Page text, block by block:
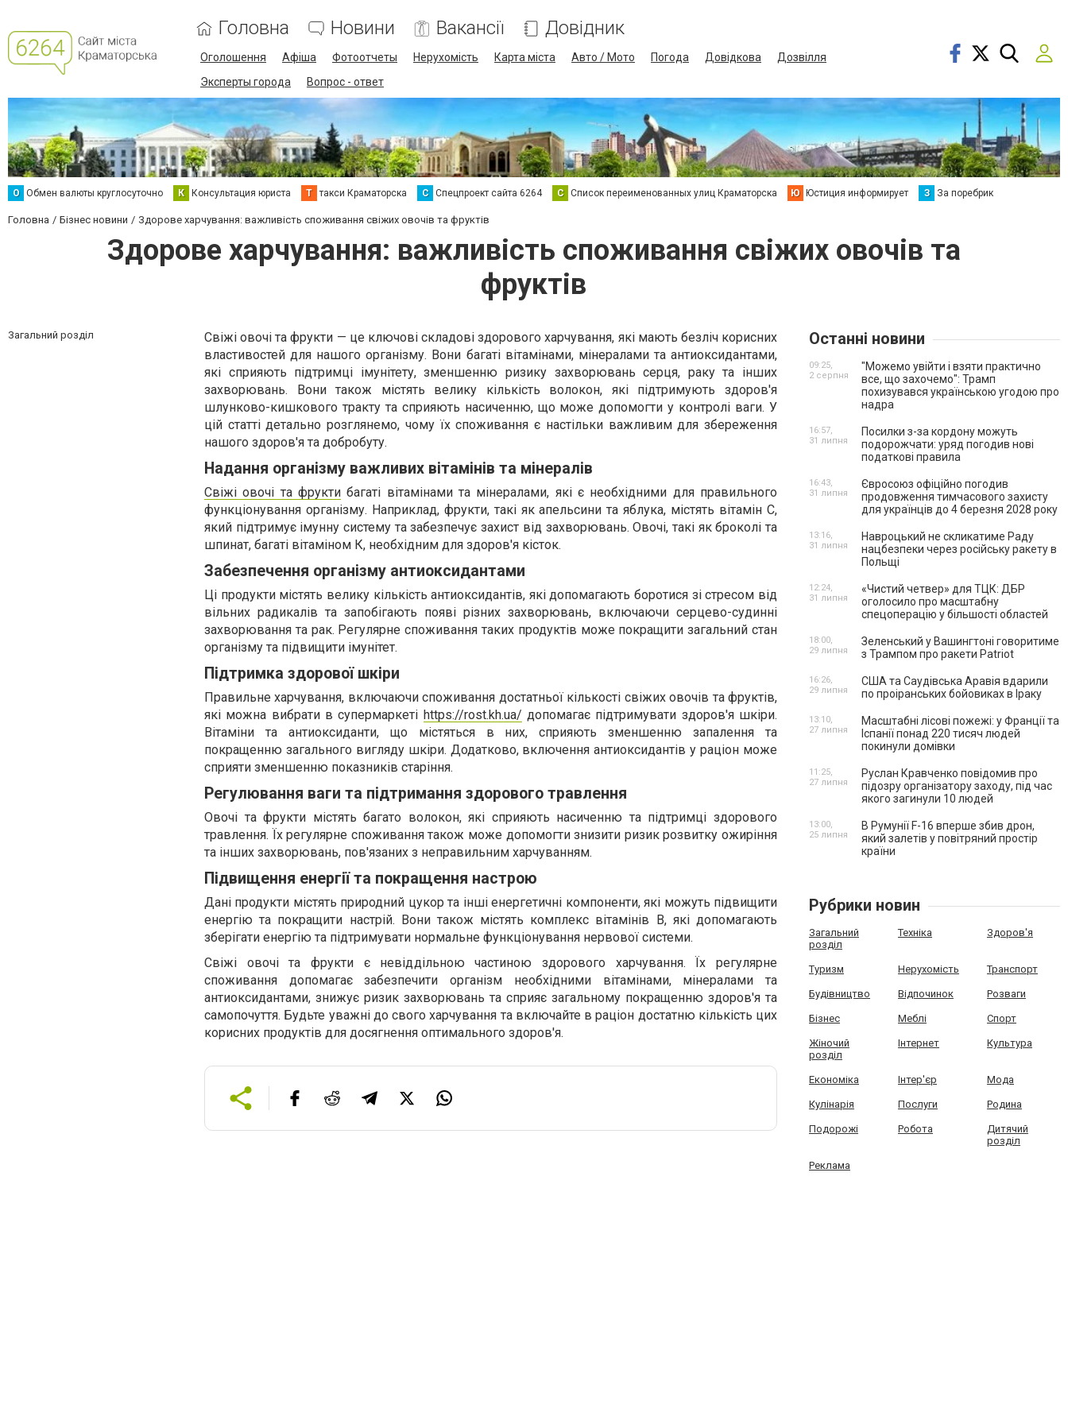
Головна Новини Вакансії Довідник
Оголошення Афіша Фотоотчеты Нерухомість Карта міста Авто / Мото Погода Довідкова
Дозвілля
Эксперты города
Вопрос - ответ
О Обмен валюты круглосуточно К Консультация юриста Т такси Краматорска С Спецпроект сайта 6264 С Список переименованных улиц Краматорска Ю Юстиция информирует З За поребрик
Головна Бізнес новини Здорове харчування: важливість споживання свіжих овочів та фруктів
Здорове харчування: важливість споживання свіжих овочів та
фруктів
Загальний розділ
Свіжі овочі та фрукти — це ключові складові здорового харчування, які мають безліч корисних
властивостей для нашого організму. Вони багаті вітамінами, мінералами та антиоксидантами,
які сприяють підтримці імунітету, зменшенню ризику захворювань серця, раку та інших
захворювань. Вони також містять велику кількість волокон, які підтримують здоров'я
шлунково-кишкового тракту та сприяють насиченню, що може допомогти у контролі ваги. У
цій статті детально розглянемо, чому їх споживання є настільки важливим для збереження
нашого здоров'я та добробуту.
Надання організму важливих вітамінів та мінералів
Свіжі овочі та фрукти багаті вітамінами та мінералами, які є необхідними для правильного
функціонування організму. Наприклад, фрукти, такі як апельсини та яблука, містять вітамін C,
який підтримує імунну систему та забезпечує захист від захворювань. Овочі, такі як броколі та
шпинат, багаті вітаміном К, необхідним для здоров'я кісток.
Забезпечення організму антиоксидантами
Ці продукти містять велику кількість антиоксидантів, які допомагають боротися зі стресом від
вільних радикалів та запобігають появі різних захворювань, включаючи серцево-судинні
захворювання та рак. Регулярне споживання таких продуктів може покращити загальний стан
організму та підвищити імунітет.
Підтримка здорової шкіри
Правильне харчування, включаючи споживання достатньої кількості свіжих овочів та фруктів,
які можна вибрати в супермаркеті https://rost.kh.ua/ допомагає підтримувати здоров'я шкіри.
Вітаміни та антиоксиданти, що містяться в них, сприяють зменшенню запалення та
покращенню загального вигляду шкіри. Додатково, включення антиоксидантів у раціон може
сприяти зменшенню показників старіння.
Регулювання ваги та підтримання здорового травлення
Овочі та фрукти містять багато волокон, які сприяють насиченню та підтримці здорового
травлення. Їх регулярне споживання також може допомогти знизити ризик розвитку ожиріння
та інших захворювань, пов'язаних з неправильним харчуванням.
Підвищення енергії та покращення настрою
Дані продукти містять природний цукор та інші енергетичні компоненти, які можуть підвищити
енергію та покращити настрій. Вони також містять комплекс вітамінів B, які допомагають
зберігати енергію та підтримувати нормальне функціонування нервової системи.
Свіжі овочі та фрукти є невіддільною частиною здорового харчування. Їх регулярне
споживання допомагає забезпечити організм необхідними вітамінами, мінералами та
антиоксидантами, знижує ризик захворювань та сприяє загальному покращенню здоров'я та
самопочуття. Будьте уважні до свого харчування та включайте в раціон достатню кількість цих
корисних продуктів для досягнення оптимального здоров'я.
Останні новини
"Можемо увійти і взяти практично
все, що захочемо": Трамп
похизувався українською угодою про
надра
09:25,
2 серпня
Посилки з-за кордону можуть
подорожчати: уряд погодив нові
податкові правила
16:57,
31 липня
Євросоюз офіційно погодив
продовження тимчасового захисту
для українців до 4 березня 2028 року
16:43,
31 липня
Навроцький не скликатиме Раду
нацбезпеки через російську ракету в
Польщі
13:16,
31 липня
«Чистий четвер» для ТЦК: ДБР
оголосило про масштабну
спецоперацію у більшості областей
12:24,
31 липня
Зеленський у Вашингтоні говоритиме
з Трампом про ракети Patriot
18:00,
29 липня
США та Саудівська Аравія вдарили
по проіранських бойовиках в Іраку
16:26,
29 липня
Масштабні лісові пожежі: у Франції та
Іспанії понад 220 тисяч людей
покинули домівки
13:10,
27 липня
Руслан Кравченко повідомив про
підозру організатору заходу, під час
якого загинули 10 людей
11:25,
27 липня
В Румунії F-16 вперше збив дрон,
який залетів у повітряний простір
країни
13:00,
25 липня
Рубрики новин
Загальний
розділ
Техніка Здоров'я
Туризм Нерухомість Транспорт
Будівництво Відпочинок Розваги
Бізнес Меблі Спорт
Жіночий
розділ
Інтернет Культура
Економіка Інтер'єр Мода
Кулінарія Послуги Родина
Подорожі Робота
Дитячий
розділ
Реклама